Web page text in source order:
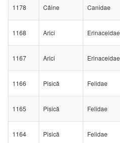
1178 Câine Canidae
1168 Arici Erinaceidae
1167 Arici Erinaceidae
1166 Pisică Felidae
1165 Pisică Felidae
1164 Pisică Felidae